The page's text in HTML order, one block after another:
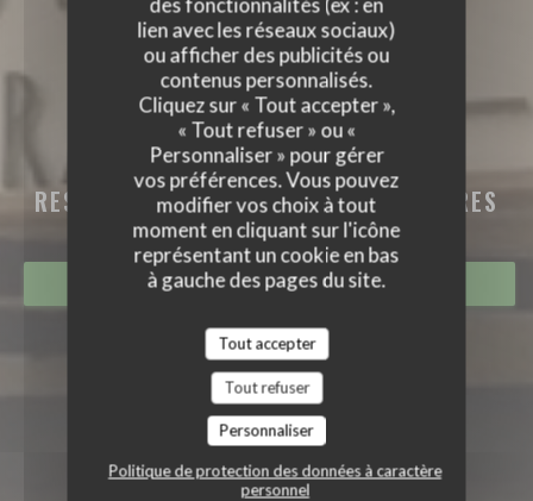
lien avec les réseaux sociaux)
ou afficher des publicités ou
contenus personnalisés.
Cliquez sur « Tout accepter »,
« Tout refuser » ou «
Personnaliser » pour gérer
vos préférences. Vous pouvez
modifier vos choix à tout
moment en cliquant sur l'icône
représentant un cookie en bas
à gauche des pages du site.
Tout accepter
Tout refuser
Personnaliser
Politique de protection des données à caractère
personnel
LA TABLE DES FRANGINS
RESTAURANT TRADITIONNEL| EYGUIÈRES
RÉSERVER